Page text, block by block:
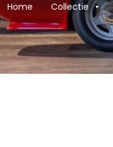
Home Collectie